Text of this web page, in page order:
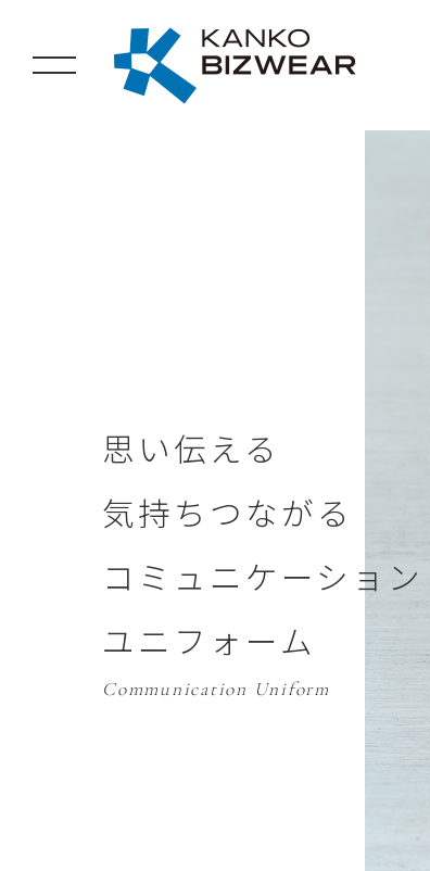
思い伝える
気持ちつながる
コミュニケーション
ユニフォーム
Communication Uniform